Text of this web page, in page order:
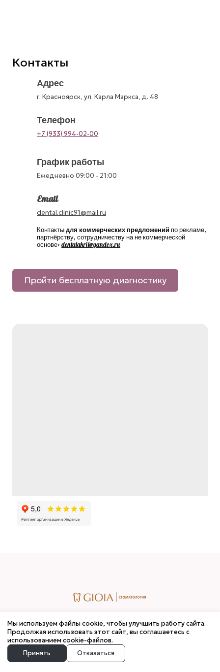
Контакты
Адрес
г. Красноярск, ул. Карла Маркса, д. 48
Телефон
+7 (933) 994-02-00
График работы
Ежедневно 09:00 - 21:00
Email
dental.clinic91@mail.ru
Контактыдля коммерческих предложенийпо рекламе,
партнёрству, сотрудничеству на не коммерческой
основе:dentalakril@yandex.ru
Пройти бесплатную диагностику
Лицензия
Прайс-лист
Мы используем файлы cookie, чтобы улучшить работу сайта.
Продолжая использовать этот сайт, вы соглашаетесь с
использованием cookie-файлов.
Отказаться
Принять